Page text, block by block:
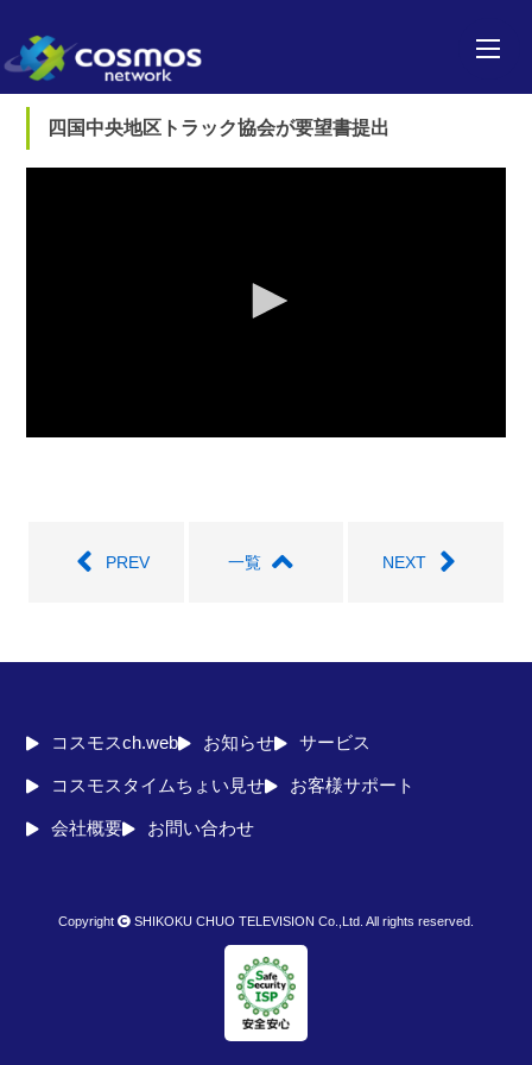
四国中央地区トラック協会が要望書提出
PREV 一覧 NEXT
コスモスch.web お知らせ サービス
コスモスタイムちょい見せ お客様サポート
会社概要 お問い合わせ
Copyright SHIKOKU CHUO TELEVISION Co.,Ltd. All rights reserved.